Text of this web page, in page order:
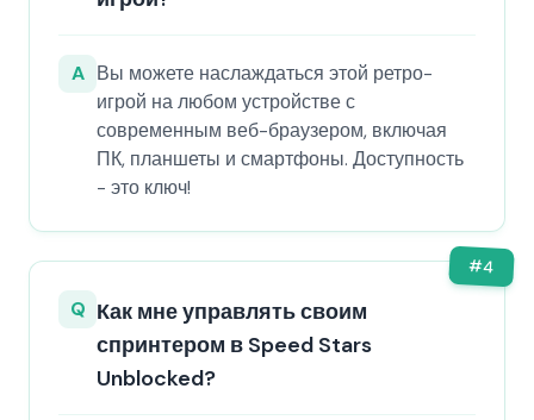
A Вы можете наслаждаться этой ретро-
игрой на любом устройстве с
современным веб-браузером, включая
ПК, планшеты и смартфоны. Доступность
- это ключ!
#4
Q Как мне управлять своим
спринтером в Speed Stars
Unblocked?